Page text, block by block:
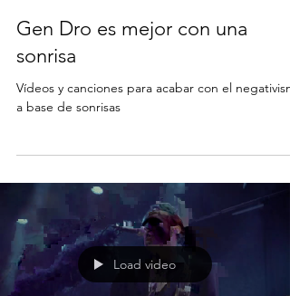
Gen Dro es mejor con una
sonrisa
Vídeos y canciones para acabar con el
a base de sonrisas
Load video